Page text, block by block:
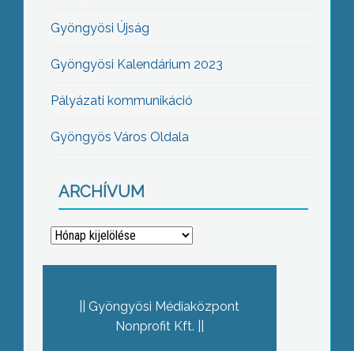
Gyöngyösi Újság
Gyöngyösi Kalendárium 2023
Pályázati kommunikáció
Gyöngyös Város Oldala
ARCHÍVUM
Archívum
Gyöngyösi Médiaközpont
Nonprofit Kft.